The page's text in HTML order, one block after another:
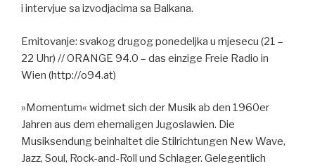
i intervjue sa izvodjacima sa Balkana.
Emitovanje: svakog drugog ponedeljka u mjesecu (21 –
22 Uhr) // ORANGE 94.0 – das einzige Freie Radio in
Wien (http://o94.at)
»Momentum« widmet sich der Musik ab den 1960er
Jahren aus dem ehemaligen Jugoslawien. Die
Musiksendung beinhaltet die Stilrichtungen New Wave,
Jazz, Soul, Rock-and-Roll und Schlager. Gelegentlich